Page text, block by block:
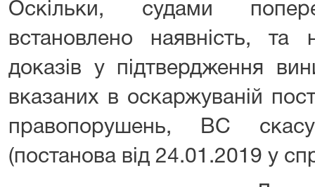
Оскільки, судами
встановлено наявність, та
доказів у підтвердження
вказаних в оскаржуваній
правопорушень, ВС
(постанова від 24.01.2019 у